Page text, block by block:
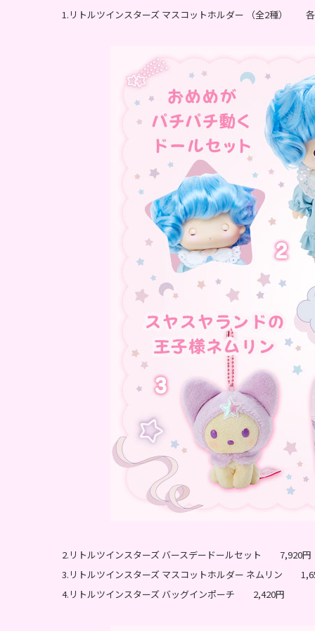
1.リトルツインスターズ マスコットホルダー （全2種）
2.リトルツインスターズ バースデードールセット 7,920円
3.リトルツインスターズ マスコットホルダー ネムリン
4.リトルツインスターズ バッグインポーチ 2,420円